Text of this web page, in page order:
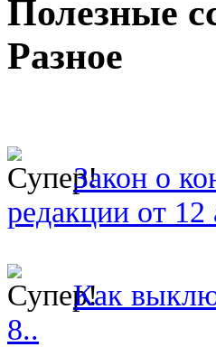
Полезные
Разное
Закон о
редакции от 12
Как
8..